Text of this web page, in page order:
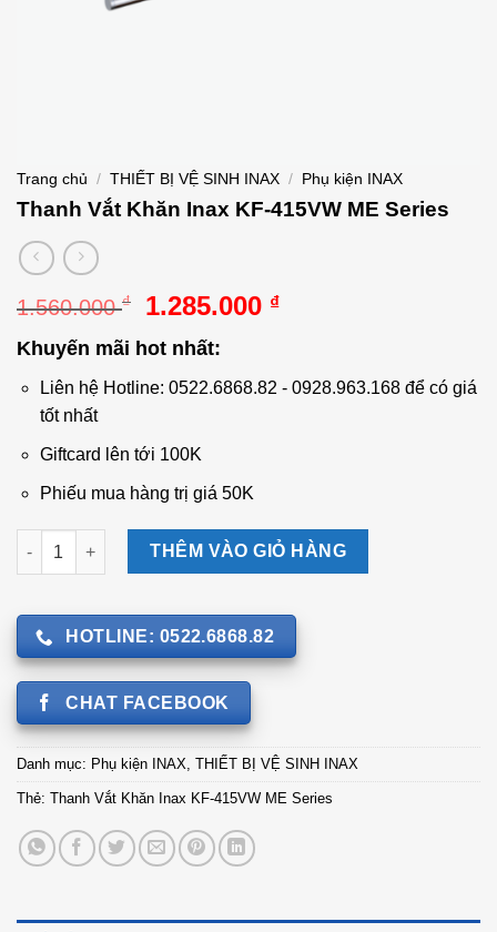
Trang chủ / THIẾT BỊ VỆ SINH INAX / Phụ kiện INAX
Thanh Vắt Khăn Inax KF-415VW ME Series
1.560.000₫
Giá
là:
1.560.000 ₫.
1.285.000 ₫Giá
là:
Khuyến mãi hot nhất:
Liên hệ Hotline: 0522.6868.82 - 0928.963.168 để có giá
tốt nhất
Giftcard lên tới 100K
Phiếu mua hàng trị giá 50K
Thanh Vắt Khăn Inax KF-415VW ME Series số lượng
THÊM VÀO GIỎ HÀNG
HOTLINE: 0522.6868.82
CHAT FACEBOOK
Danh mục: Phụ kiện INAX, THIẾT BỊ VỆ SINH INAX
Thẻ: Thanh Vắt Khăn Inax KF-415VW ME Series